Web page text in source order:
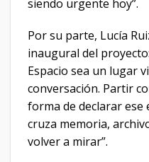
siendo urgente hoy”.
Por su parte, Lucía
inaugural del
Espacio sea un lugar
conversación. Partir
forma de declarar
cruza memoria,
volver a mirar”.